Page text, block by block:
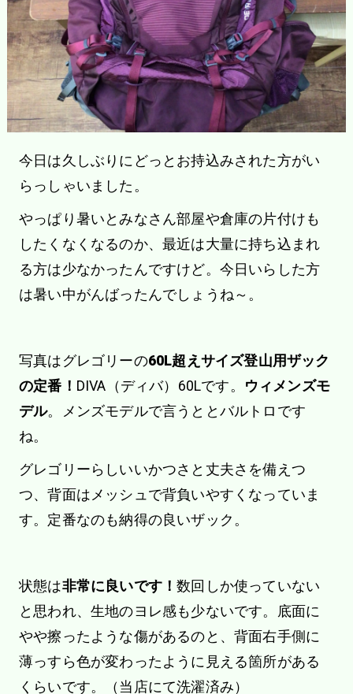
今日は久しぶりにどっとお持込みされた方がい
らっしゃいました。
やっぱり暑いとみなさん部屋や倉庫の片付けも
したくなくなるのか、最近は大量に持ち込まれ
る方は少なかったんですけど。今日いらした方
は暑い中がんばったんでしょうね～。
写真はグレゴリーの60L超えサイズ登山用ザック
の定番！ DIVA（ディバ）60Lです。
ウィメンズモ
デル。メンズモデルで言うととバルトロです
ね。
グレゴリーらしいいかつさと丈夫さを備えつ
つ、背面はメッシュで背負いやすくなっていま
す。定番なのも納得の良いザック。
状態は非常に良いです！数回しか使っていない
と思われ、生地のヨレ感も少ないです。底面に
やや擦ったような傷があるのと、背面右手側に
薄っすら色が変わったように見える箇所がある
くらいです。（当店にて洗濯済み）